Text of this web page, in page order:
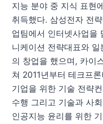
지능 분야 중 지식 표현
취득했다. 삼성전자 전
업팀에서 인터넷사업을
니케이션 전략대표와
의 창업을 했으며, 카이
쳐 2011년부터 테크프
기업을 위한 기술 전략
수행 그리고 기술과 사
인공지능 윤리를 위한